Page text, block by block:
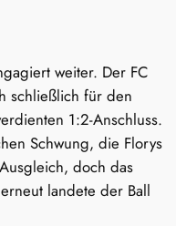
weiter. Der FC
schließlich für den
1:2-Anschluss.
Schwung, die Florys
doch das
landete der Ball